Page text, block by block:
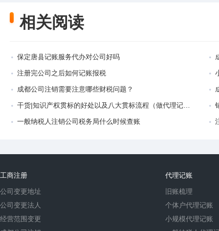
相关阅读
保定唐县记账服务代办对公司好吗
注册完公司之后如何记账报税
成都公司注销需要注意哪些财税问题？
干货|知识产权贯标的好处以及八大贯标流程（做代理记账好吗）
一般纳税人注销公司税务局什么时候查账
工商注册
公司变更地址
公司变更法人
经营范围变更
代理记账
旧账梳理
个体户代理记账
小规模代理记账